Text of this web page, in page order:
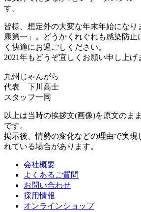
す。
皆様、想定外の大変な年末年始になり
康第一」。どうかくれぐれも感染防止
く快適にお過ごしください。
2021年もどうぞ宜しくお願い申し上げ
九州じゃんがら
代表 下川高士
スタッフ一同
以上は当時の挨拶文(画像)を原文のま
です。
掲示後、情勢の変化などの理由で実現
れている場合があります。
会社概要
よくあるご質問
お問い合わせ
採用情報
オンラインショップ